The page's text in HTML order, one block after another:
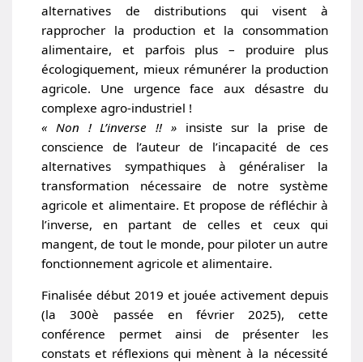
alternatives de distributions qui visent à
rapprocher la production et la consommation
alimentaire, et parfois plus – produire plus
écologiquement, mieux rémunérer la production
agricole. Une urgence face aux désastre du
complexe agro-industriel !
« Non ! L’inverse !! »insiste sur la prise de
conscience de l’auteur de l’incapacité de ces
alternatives sympathiques à généraliser la
transformation nécessaire de notre système
agricole et alimentaire. Et propose de réfléchir à
l’inverse, en partant de celles et ceux qui
mangent, de tout le monde, pour piloter un autre
fonctionnement agricole et alimentaire.
Finalisée début 2019 et jouée activement depuis
(la 300è passée en février 2025), cette
conférence permet ainsi de présenter les
constats et réflexions qui mènent à la nécessité